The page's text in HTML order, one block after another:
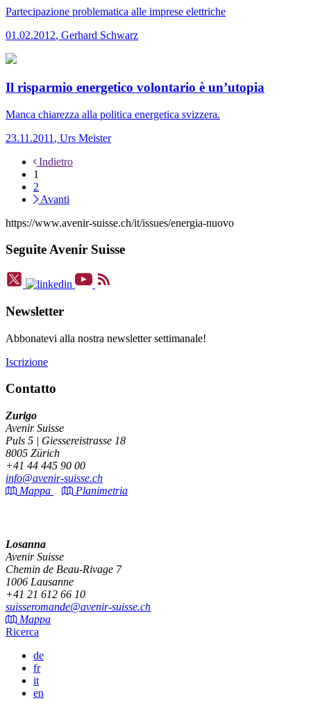
Partecipazione problematica alle imprese elettriche
01.02.2012, Gerhard Schwarz
Il risparmio energetico volontario è un’utopia
Manca chiarezza alla politica energetica svizzera.
23.11.2011 , Urs Meister
Indietro
1
2
Avanti
https://www.avenir-suisse.ch/it/issues/energia-nuovo
Seguite Avenir Suisse
Newsletter
Abbonatevi alla nostra newsletter settimanale!
Iscrizione
Contatto
Zurigo
Avenir Suisse
Puls 5 | Giessereistrasse 18
8005 Zürich
+41 44 445 90 00
info@avenir-suisse.ch
Mappa
Planimetria
Losanna
Avenir Suisse
Chemin de Beau-Rivage 7
1006 Lausanne
+41 21 612 66 10
suisseromande@avenir-suisse.ch
Mappa
Ricerca
de
fr
it
en